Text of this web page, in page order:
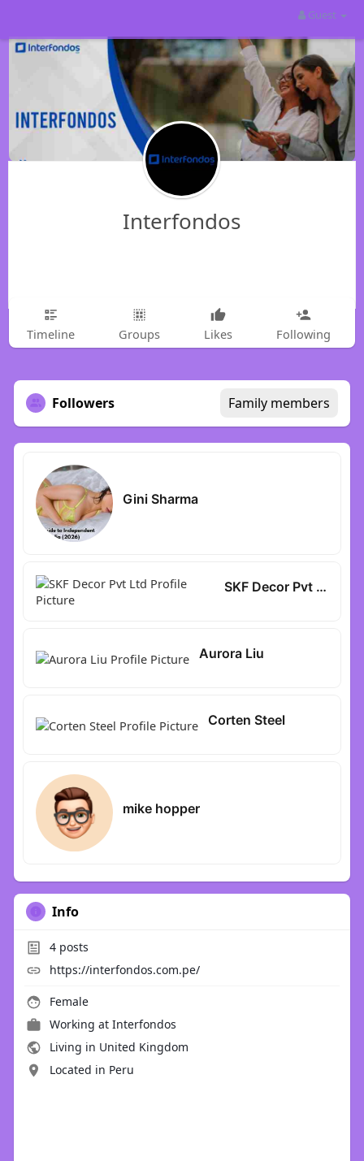
Guest
Interfondos
Timeline Groups Likes Following
Followers Family members
Gini Sharma
SKF Decor Pvt Ltd
Aurora Liu
Corten Steel
mike hopper
Info
4posts
https://interfondos.com.pe/
Female
Working at Interfondos
Living in United Kingdom
Located in Peru